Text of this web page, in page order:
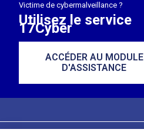
Victime de cybermalveillance ?
Utilisez le service
17Cyber
ACCÉDER AU MODULE
D'ASSISTANCE